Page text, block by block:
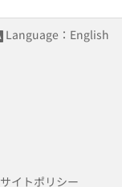
Language：English
サイトポリシー